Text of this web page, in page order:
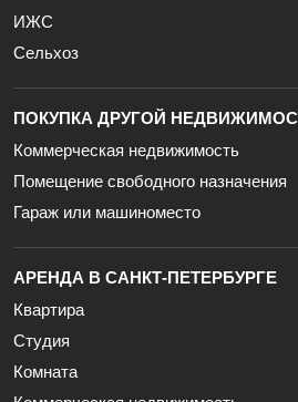
ИЖС
Сельхоз
ПОКУПКА ДРУГОЙ
Коммерческая недвижимость
Помещение свободного назначения
Гараж или машиноместо
АРЕНДА В САНКТ-ПЕТЕРБУРГЕ
Квартира
Студия
Комната